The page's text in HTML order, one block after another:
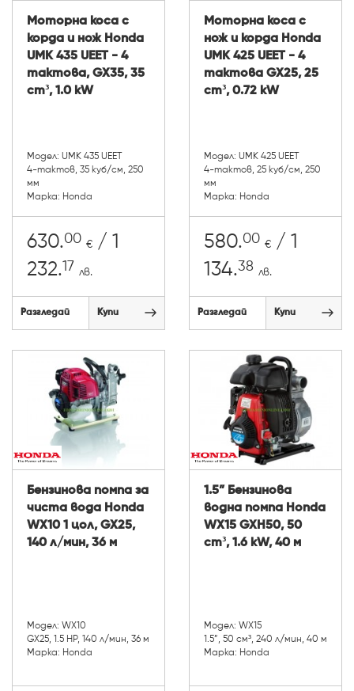
Моторна коса с
корда и нож Honda
UMK 435 UEET - 4
тактова, GX35, 35
cm³, 1.0 kW
Модел: UMK 435 UEET
4-тактов, 35 куб/см, 250
мм
Марка: Honda
630.00 € / 1
232.17 лв.
Разгледай Купи
Моторна коса с
нож и корда Honda
UMK 425 UEET - 4
тактова GX25, 25
cm³, 0.72 kW
Модел: UMK 425 UEET
4-тактов, 25 куб/см, 250
мм
Марка: Honda
580.00 € / 1
134.38 лв.
Разгледай Купи
Бензинова помпа за
чиста вода Honda
WX10 1 цол, GX25,
140 л/мин, 36 м
Модел: WX10
GX25, 1.5 HP, 140 л/мин, 36 м
Марка: Honda
1.5” Бензинова
водна помпа Honda
WX15 GXH50, 50
cm³, 1.6 kW, 40 м
Модел: WX15
1.5”, 50 см³, 240 л/мин, 40 м
Марка: Honda